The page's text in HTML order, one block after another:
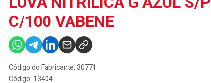
C/100 VABENE
Código do Fabricante: 30771
Código: 13404